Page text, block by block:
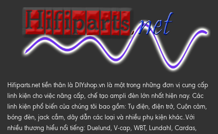
Hifiparts.net tiền thân là DIYshop.vn là một trong những đơn vị cung cấp
linh kiện cho việc nâng cấp, chế tạo ampli đèn lớn nhất hiện nay. Các
linh kiện phổ biến của chúng tôi bao gồm: Tụ điện, điện trở, Cuộn cảm,
bóng đèn, jack cắm, dây dẫn các loại và nhiều phụ kiện khác..Với
nhiều thương hiểu nổi tiếng: Duelund, V-cap, WBT, Lundahl, Cardas,